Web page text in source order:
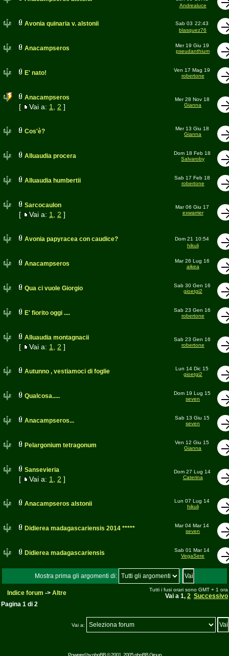
Andrealuce
Avonia quinaria v. alstonii Sab 03 22:43
blasquez76
Anacampseros
Mer 19 Giu 19
pseudanthium
E' nato!
Ven 17 Mag 19
robertone
Anacampseros
[ Vai a: 1 2 ]
Mer 28 Nov 18
Gianna
Cos'è?
Mer 13 Giu 18
Gianna
Alluaudia procera
Dom 18 Feb 18
Salvaroby
Alluaudia humbertii
Sab 17 Feb 18
robertone
Sarcocaulon
[ Vai a: 1 2 ]
Mar 06 Giu 17
exwarrier
Avonia papyracea con caudice? Dom 21
10:54
hikuli
Anacampseros
Mar 26 Lug 16
aikea
Qua ci vuole Giorgio
Sab 30 Gen 16
gioetgi2
E' fiorito oggi ....
Sab 23 Gen 16
robertone
Alluaudia montagnacii
[ Vai a: 1 2 ]
Sab 23 Gen 16
robertone
Autunno , vestiamoci di foglie
Lun 14 Dic 15
gioetgi2
Qualcosa.....
Dom 19 Lug 15
seven
Anacampseros...
Sab 13 Giu 15
seven
Pelargonium tetragonum
Ven 12 Giu 15
Gianna
Sansevieria
[ Vai a: 1 2 ]
Dom 27 Lug 14
Caterina
Anacampseros alstonii
Lun 07 Lug 14
hikuli
Didierea madagascariensis 2014 *****
Mar 04 Mar 14
seven
Didierea madagascariensis
Sab 01 Mar 14
VegaSere
Mostra prima gli argomenti di:
Indice forum -> Altre Tutti i fusi orari sono GMT + 1 ora
Vai a 1, 2 Successivo
Pagina 1 di 2
Vai a:
Powered byphpBB© 2001, 2005 phpBB Group